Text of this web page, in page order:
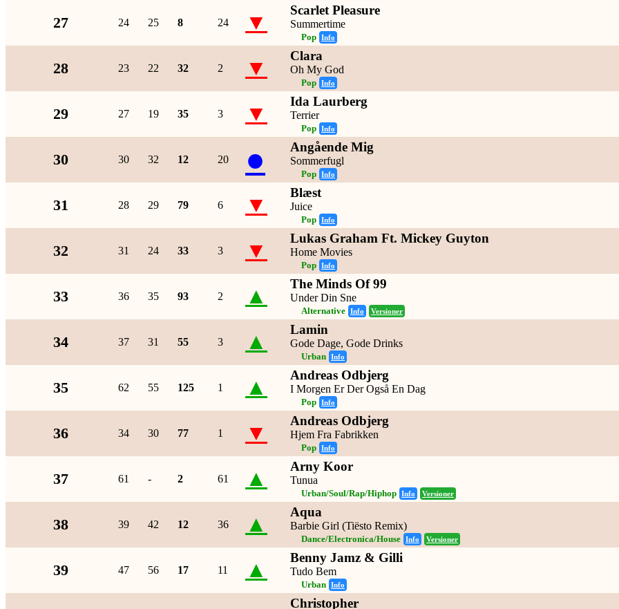
27 24 25 8 24 ▼ Scarlet Pleasure
Summertime
Pop Info
28 23 22 32 2 ▼ Clara
Oh My God
Pop Info
29 27 19 35 3 ▼ Ida Laurberg
Terrier
Pop Info
30 30 32 12 20 ● Angående Mig
Sommerfugl
Pop Info
31 28 29 79 6 ▼ Blæst
Juice
Pop Info
32 31 24 33 3 ▼ Lukas Graham Ft. Mickey Guyton
Home Movies
Pop Info
33 36 35 93 2 ▲ The Minds Of 99
Under Din Sne
Alternative Info Versioner
34 37 31 55 3 ▲ Lamin
Gode Dage, Gode Drinks
Urban Info
35 62 55 125 1 ▲ Andreas Odbjerg
I Morgen Er Der Også En Dag
Pop Info
36 34 30 77 1 ▼ Andreas Odbjerg
Hjem Fra Fabrikken
Pop Info
37 61 - 2 61 ▲ Arny Koor
Tunua
Urban/Soul/Rap/Hiphop Info Versioner
38 39 42 12 36 ▲ Aqua
Barbie Girl (Tiësto Remix)
Dance/Electronica/House Info Versioner
39 47 56 17 11 ▲ Benny Jamz & Gilli
Tudo Bem
Urban Info
Christopher